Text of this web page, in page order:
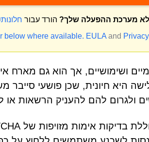
לא מערכת ההפעלה שלך? הורד עבור
below where available. EULA and
ושימושיים, אך הוא גם מארח
היא חיונית, שכן פושעי
ולגרום להם להעניק הרשאות או